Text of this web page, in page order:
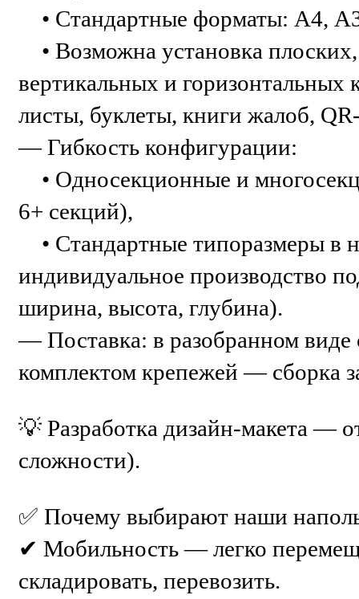
• Стандартные форматы: А4,
• Возможна установка
вертикальных и
листы, буклеты, книги жалоб,
— Гибкость конфигурации:
• Односекционные и
6+ секций),
• Стандартные типоразмеры в
индивидуальное производство
ширина, высота, глубина).
— Поставка: в разобранном
комплектом крепежей — сборка
💡 Разработка дизайн-макета —
сложности).
✅ Почему выбирают наши
✔ Мобильность — легко
складировать, перевозить.